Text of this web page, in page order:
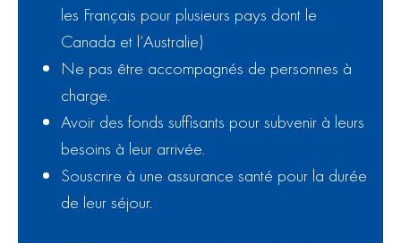
les Français pour plusieurs pays dont le
Canada et l’Australie)
Ne pas être accompagnés de personnes à
charge.
Avoir des fonds suffisants pour subvenir à leurs
besoins à leur arrivée.
Souscrire à une assurance santé pour la durée
de leur séjour.